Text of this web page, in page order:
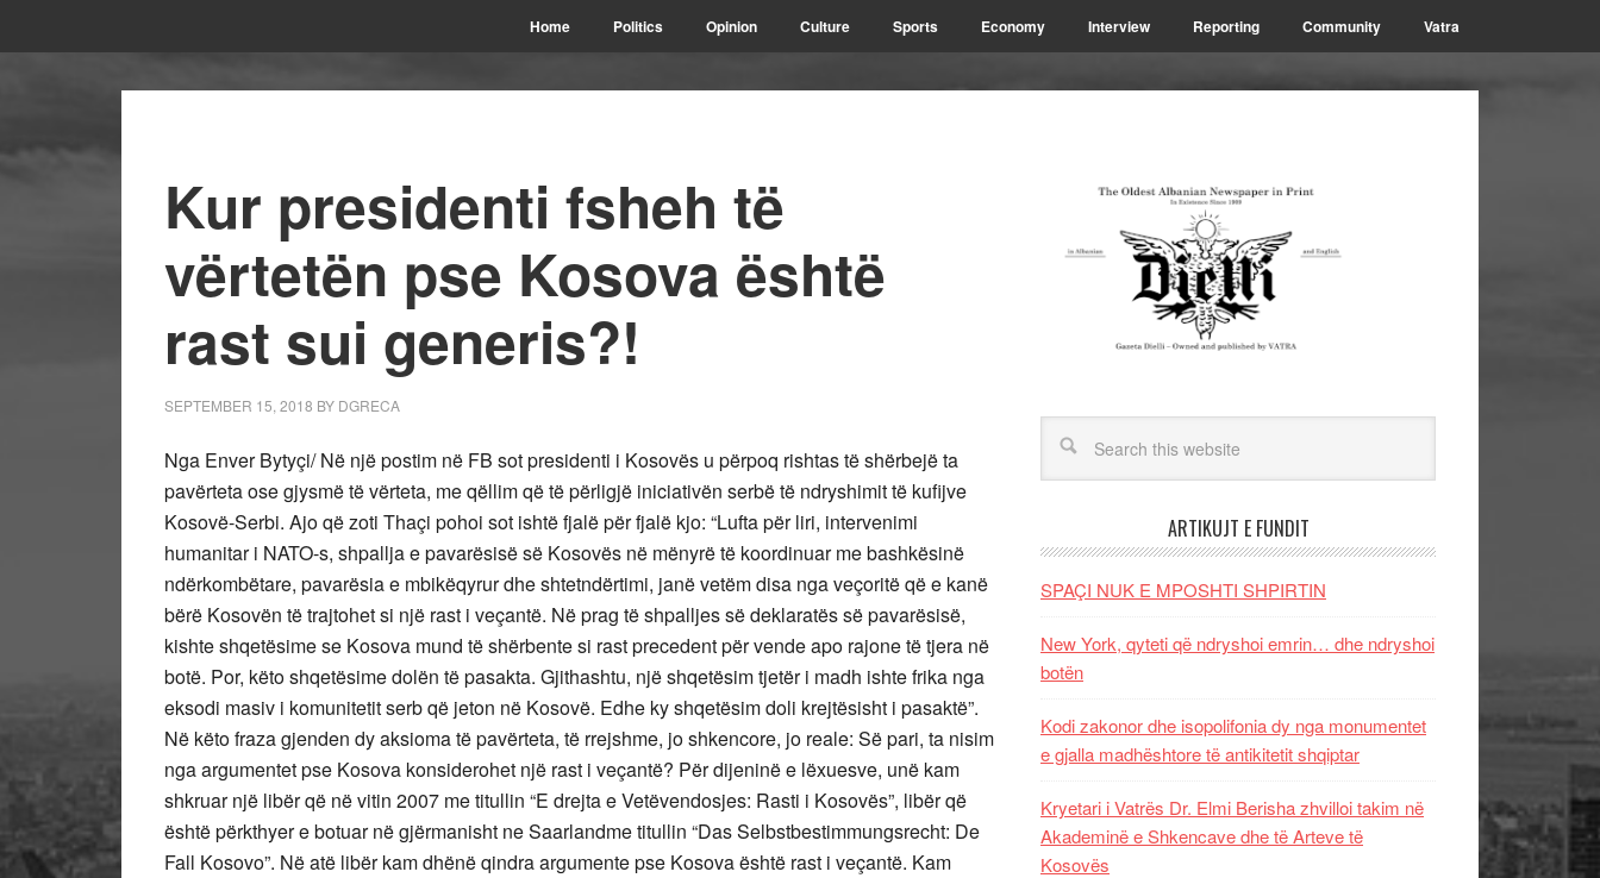
Home Politics Opinion Culture Sports Economy Interview Reporting Community Vatra
Kur presidenti fsheh të
vërtetën pse Kosova është
rast sui generis?!
SEPTEMBER 15, 2018 BY DGRECA
Nga Enver Bytyçi/ Në një postim në FB sot presidenti i Kosovës u përpoq rishtas të shërbejë ta
pavërteta ose gjysmë të vërteta, me qëllim që të përligjë iniciativën serbë të ndryshimit të kufijve
Kosovë-Serbi. Ajo që zoti Thaçi pohoi sot ishtë fjalë për fjalë kjo: “Lufta për liri, intervenimi
humanitar i NATO-s, shpallja e pavarësisë së Kosovës në mënyrë të koordinuar me bashkësinë
ndërkombëtare, pavarësia e mbikëqyrur dhe shtetndërtimi, janë vetëm disa nga veçoritë që e kanë
bërë Kosovën të trajtohet si një rast i veçantë. Në prag të shpalljes së deklaratës së pavarësisë,
kishte shqetësime se Kosova mund të shërbente si rast precedent për vende apo rajone të tjera në
botë. Por, këto shqetësime dolën të pasakta. Gjithashtu, një shqetësim tjetër i madh ishte frika nga
eksodi masiv i komunitetit serb që jeton në Kosovë. Edhe ky shqetësim doli krejtësisht i pasaktë”.
Në këto fraza gjenden dy aksioma të pavërteta, të rrejshme, jo shkencore, jo reale: Së pari, ta nisim
nga argumentet pse Kosova konsiderohet një rast i veçantë? Për dijeninë e lëxuesve, unë kam
shkruar një libër që në vitin 2007 me titullin “E drejta e Vetëvendosjes: Rasti i Kosovës”, libër që
është përkthyer e botuar në gjërmanisht ne Saarlandme titullin “Das Selbstbestimmungsrecht: De
Fall Kosovo”. Në atë libër kam dhënë qindra argumente pse Kosova është rast i veçantë. Kam
ARTIKUJT E FUNDIT
SPAÇI NUK E MPOSHTI SHPIRTIN
New York, qyteti që ndryshoi emrin… dhe ndryshoi
botën
Kodi zakonor dhe isopolifonia dy nga monumentet
e gjalla madhështore të antikitetit shqiptar
Kryetari i Vatrës Dr. Elmi Berisha zhvilloi takim në
Akademinë e Shkencave dhe të Arteve të
Kosovës